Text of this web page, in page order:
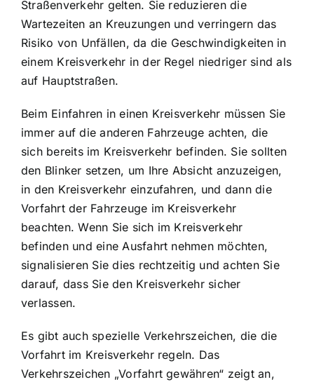
Straßenverkehr gelten. Sie reduzieren die
Wartezeiten an Kreuzungen und verringern das
Risiko von Unfällen, da die Geschwindigkeiten in
einem Kreisverkehr in der Regel niedriger sind als
auf Hauptstraßen.
Beim Einfahren in einen Kreisverkehr müssen Sie
immer auf die anderen Fahrzeuge achten, die
sich bereits im Kreisverkehr befinden. Sie sollten
den Blinker setzen, um Ihre Absicht anzuzeigen,
in den Kreisverkehr einzufahren, und dann die
Vorfahrt der Fahrzeuge im Kreisverkehr
beachten. Wenn Sie sich im Kreisverkehr
befinden und eine Ausfahrt nehmen möchten,
signalisieren Sie dies rechtzeitig und achten Sie
darauf, dass Sie den Kreisverkehr sicher
verlassen.
Es gibt auch spezielle Verkehrszeichen, die die
Vorfahrt im Kreisverkehr regeln. Das
Verkehrszeichen „Vorfahrt gewähren“ zeigt an,